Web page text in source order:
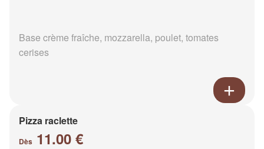
Base crème fraîche, mozzarella, poulet, tomates
cerises
Pizza raclette
Dès 11.00 €